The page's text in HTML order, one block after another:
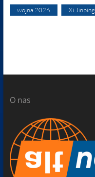
wojna 2026 Xi Jinping
O nas